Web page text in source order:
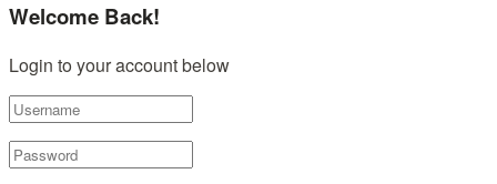
Welcome Back!
Login to your account below